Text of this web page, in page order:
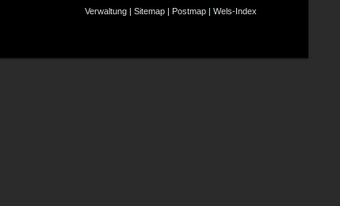
Verwaltung| Sitemap| Postmap| Wels-Index